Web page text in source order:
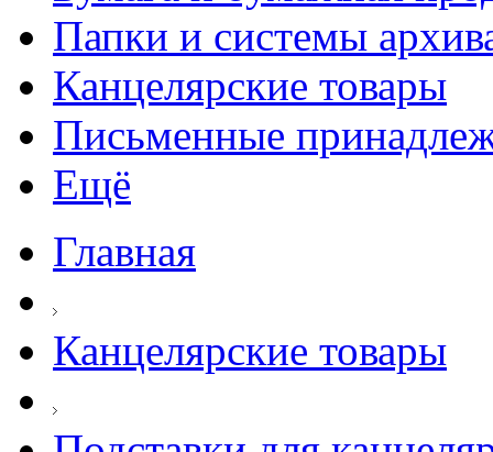
Папки и системы
Канцелярские товары
Письменные
Ещё
Главная
Канцелярские товары